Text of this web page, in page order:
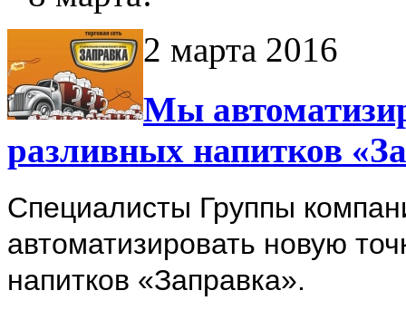
2 марта 2016
Мы
разливных напитков
Специалисты Группы
автоматизировать новую
напитков «Заправка».